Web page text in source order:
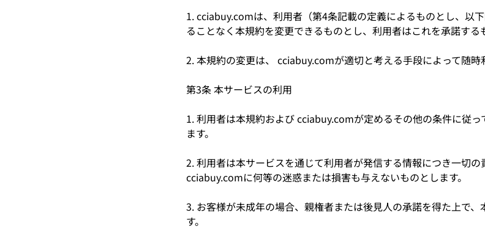
1. cciabuy.comは、利用者（第4条記載の定義によるものとし、以
ることなく本規約を変更できるものとし、利用者はこれを承諾する
2. 本規約の変更は、 cciabuy.comが適切と考える手段によって随時
第3条 本サービスの利用
1. 利用者は本規約および cciabuy.comが定めるその他の条件に従
ます。
2. 利用者は本サービスを通じて利用者が発信する情報につき一切の
cciabuy.comに何等の迷惑または損害も与えないものとします。
3. お客様が未成年の場合、親権者または後見人の承諾を得た上で
す。